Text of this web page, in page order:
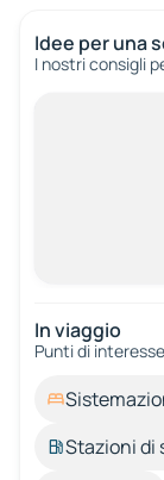
Idee per una
I nostri consigli
In viaggio
Punti di
Stazioni di